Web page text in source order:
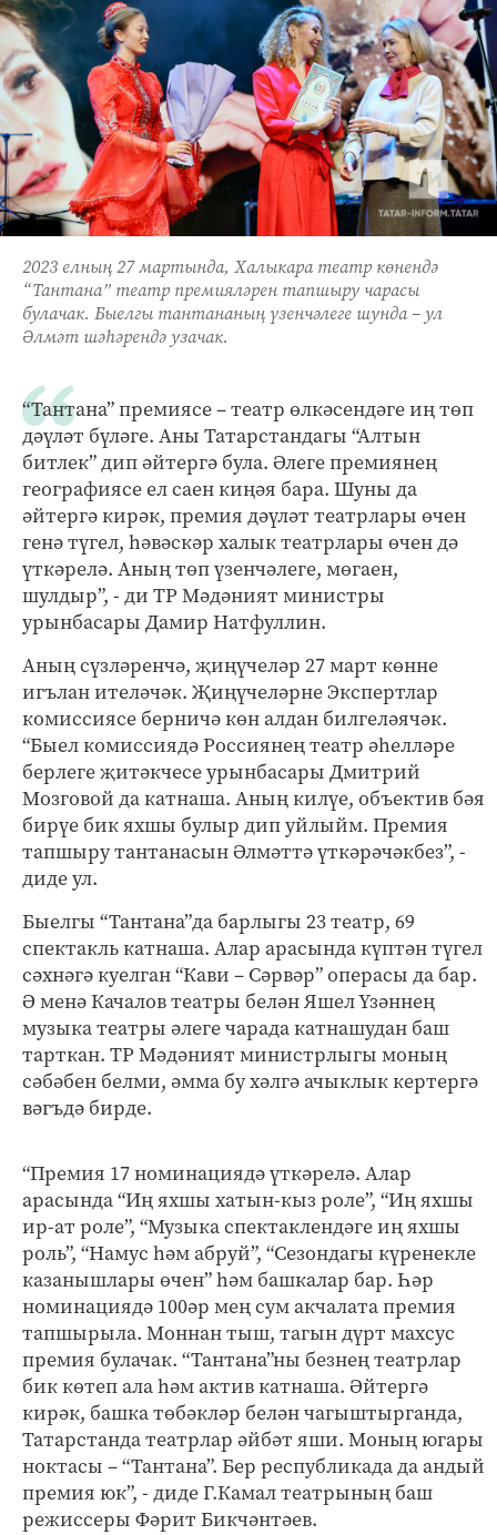
2023 елның 27 мартында, Халыкара театр көнендә
“Тантана” театр премияләрен тапшыру чарасы
булачак. Быелгы тантананың үзенчәлеге шунда – ул
Әлмәт шәһәрендә узачак.
“Тантана” премиясе – театр өлкәсендәге иң төп
дәүләт бүләге. Аны Татарстандагы “Алтын
битлек” дип әйтергә була. Әлеге премиянең
географиясе ел саен киңәя бара. Шуны да
әйтергә кирәк, премия дәүләт театрлары өчен
генә түгел, һәвәскәр халык театрлары өчен дә
үткәрелә. Аның төп үзенчәлеге, мөгаен,
шулдыр”, - ди ТР Мәдәният министры
урынбасары Дамир Натфуллин.
Аның сүзләренчә, җиңүчеләр 27 март көнне
игълан ителәчәк. Җиңүчеләрне Экспертлар
комиссиясе берничә көн алдан билгеләячәк.
“Быел комиссиядә Россиянең театр әһелләре
берлеге җитәкчесе урынбасары Дмитрий
Мозговой да катнаша. Аның килүе, объектив бәя
бирүе бик яхшы булыр дип уйлыйм. Премия
тапшыру тантанасын Әлмәттә үткәрәчәкбез”, -
диде ул.
Быелгы “Тантана”да барлыгы 23 театр, 69
спектакль катнаша. Алар арасында күптән түгел
сәхнәгә куелган “Кави – Сәрвәр” операсы да бар.
Ә менә Качалов театры белән Яшел Үзәннең
музыка театры әлеге чарада катнашудан баш
тарткан. ТР Мәдәният министрлыгы моның
сәбәбен белми, әмма бу хәлгә ачыклык кертергә
вәгъдә бирде.
“Премия 17 номинациядә үткәрелә. Алар
арасында “Иң яхшы хатын-кыз роле”, “Иң яхшы
ир-ат роле”, “Музыка спектаклендәге иң яхшы
роль”, “Намус һәм абруй”, “Сезондагы күренекле
казанышлары өчен” һәм башкалар бар. Һәр
номинациядә 100әр мең сум акчалата премия
тапшырыла. Моннан тыш, тагын дүрт махсус
премия булачак. “Тантана”ны безнең театрлар
бик көтеп ала һәм актив катнаша. Әйтергә
кирәк, башка төбәкләр белән чагыштырганда,
Татарстанда театрлар әйбәт яши. Моның югары
ноктасы – “Тантана”. Бер республикада да андый
премия юк”, - диде Г.Камал театрының баш
режиссеры Фәрит Бикчәнтәев.